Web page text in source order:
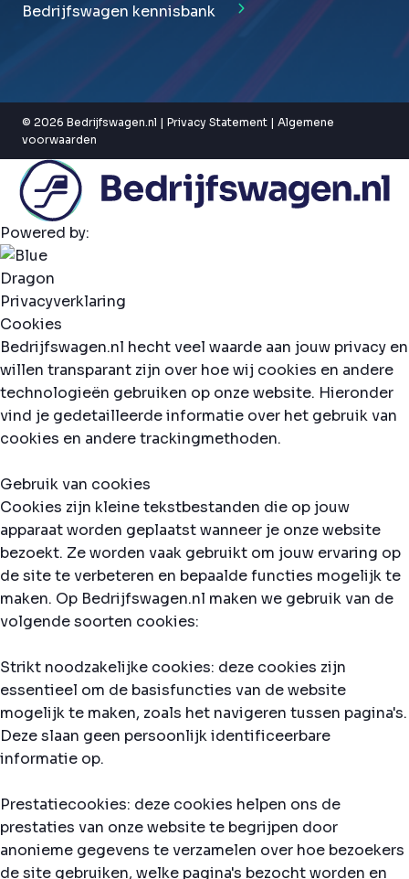
Bedrijfswagen kennisbank
© 2026 Bedrijfswagen.nl | Privacy Statement | Algemene
voorwaarden
Powered by:
Privacyverklaring
Cookies
Bedrijfswagen.nl hecht veel waarde aan jouw privacy en
willen transparant zijn over hoe wij cookies en andere
technologieën gebruiken op onze website. Hieronder
vind je gedetailleerde informatie over het gebruik van
cookies en andere trackingmethoden.
Gebruik van cookies
Cookies zijn kleine tekstbestanden die op jouw
apparaat worden geplaatst wanneer je onze website
bezoekt. Ze worden vaak gebruikt om jouw ervaring op
de site te verbeteren en bepaalde functies mogelijk te
maken. Op Bedrijfswagen.nl maken we gebruik van de
volgende soorten cookies:
Strikt noodzakelijke cookies: deze cookies zijn
essentieel om de basisfuncties van de website
mogelijk te maken, zoals het navigeren tussen pagina's.
Deze slaan geen persoonlijk identificeerbare
informatie op.
Prestatiecookies: deze cookies helpen ons de
prestaties van onze website te begrijpen door
anonieme gegevens te verzamelen over hoe bezoekers
de site gebruiken, welke pagina's bezocht worden en